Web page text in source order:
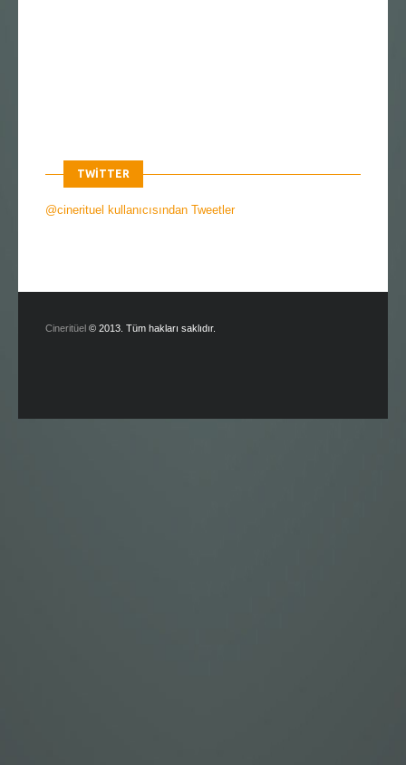
TWITTER
@cinerituel kullanıcısından Tweetler
Cineritüel © 2013. Tüm hakları saklıdır.